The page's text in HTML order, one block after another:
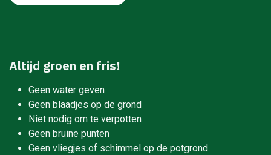
Altijd groen en fris!
Geen water geven
Geen blaadjes op de grond
Niet nodig om te verpotten
Geen bruine punten
Geen vliegjes of schimmel op de potgrond